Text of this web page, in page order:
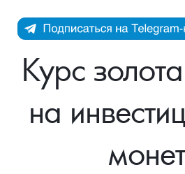
Каталог Монет
Инвестиционные монеты
Иностранные
Памятные монеты России и СССР
Монеты Царской России
Монеты стран мира после 1950г
Монеты и жетоны ЗМД
Инфо
Как сделать заказ
Доставка
Подбор монет
Курс
на